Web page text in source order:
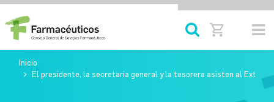
Inicio
El presidente, la secretaria general y la tesorera asisten al